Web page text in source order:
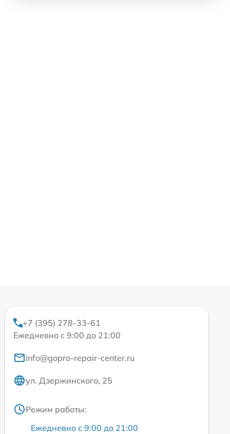
+7 (395) 278-33-61
Ежедневно с 9:00 до 21:00
info@gopro-repair-center.ru
ул. Дзержинского, 25
Режим работы:
Ежедневно с 9:00 до 21:00